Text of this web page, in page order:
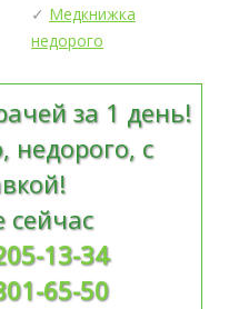
✓ Медкнижка
недорого
за 1 день!
с
сейчас
13-34
65-50